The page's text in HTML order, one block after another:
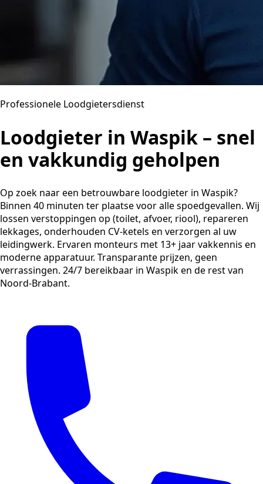
Professionele Loodgietersdienst
Loodgieter in Waspik – snel
en vakkundig geholpen
Op zoek naar een betrouwbare loodgieter in Waspik?
Binnen 40 minuten ter plaatse voor alle spoedgevallen. Wij
lossen verstoppingen op (toilet, afvoer, riool), repareren
lekkages, onderhouden CV-ketels en verzorgen al uw
leidingwerk. Ervaren monteurs met 13+ jaar vakkennis en
moderne apparatuur. Transparante prijzen, geen
verrassingen. 24/7 bereikbaar in Waspik en de rest van
Noord-Brabant.